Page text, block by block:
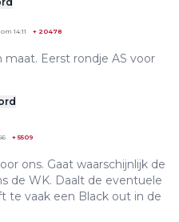
14:11 + 20478
maat. Eerst rondje AS voor
+ 5509
ons. Gaat waarschijnlijk de
de WK. Daalt de eventuele
te vaak een Black out in de